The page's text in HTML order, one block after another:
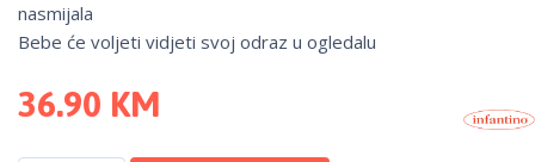
nasmijala
Bebe će voljeti vidjeti svoj odraz u ogledalu
36.90 KM